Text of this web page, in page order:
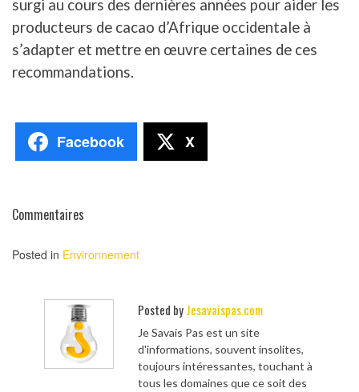
surgi au cours des dernières années pour aider les
producteurs de cacao d’Afrique occidentale à
s’adapter et mettre en œuvre certaines de ces
recommandations.
Facebook X
Commentaires
Posted in Environnement
Posted byJesavaispas.com
Je Savais Pas est un site
d'informations, souvent insolites,
toujours intéressantes, touchant à
tous les domaines que ce soit des